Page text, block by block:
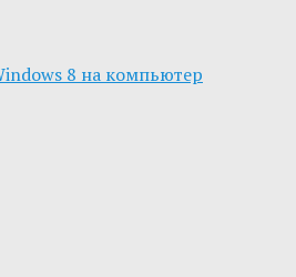
8 на компьютер